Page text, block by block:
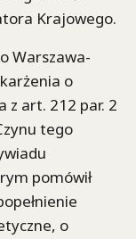
Krajowego.
Warszawa-
o
z art. 212 par. 2
tego
pomówił
o